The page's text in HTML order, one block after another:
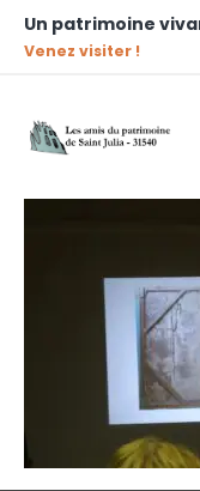
Un patrimoine
Venez visiter !